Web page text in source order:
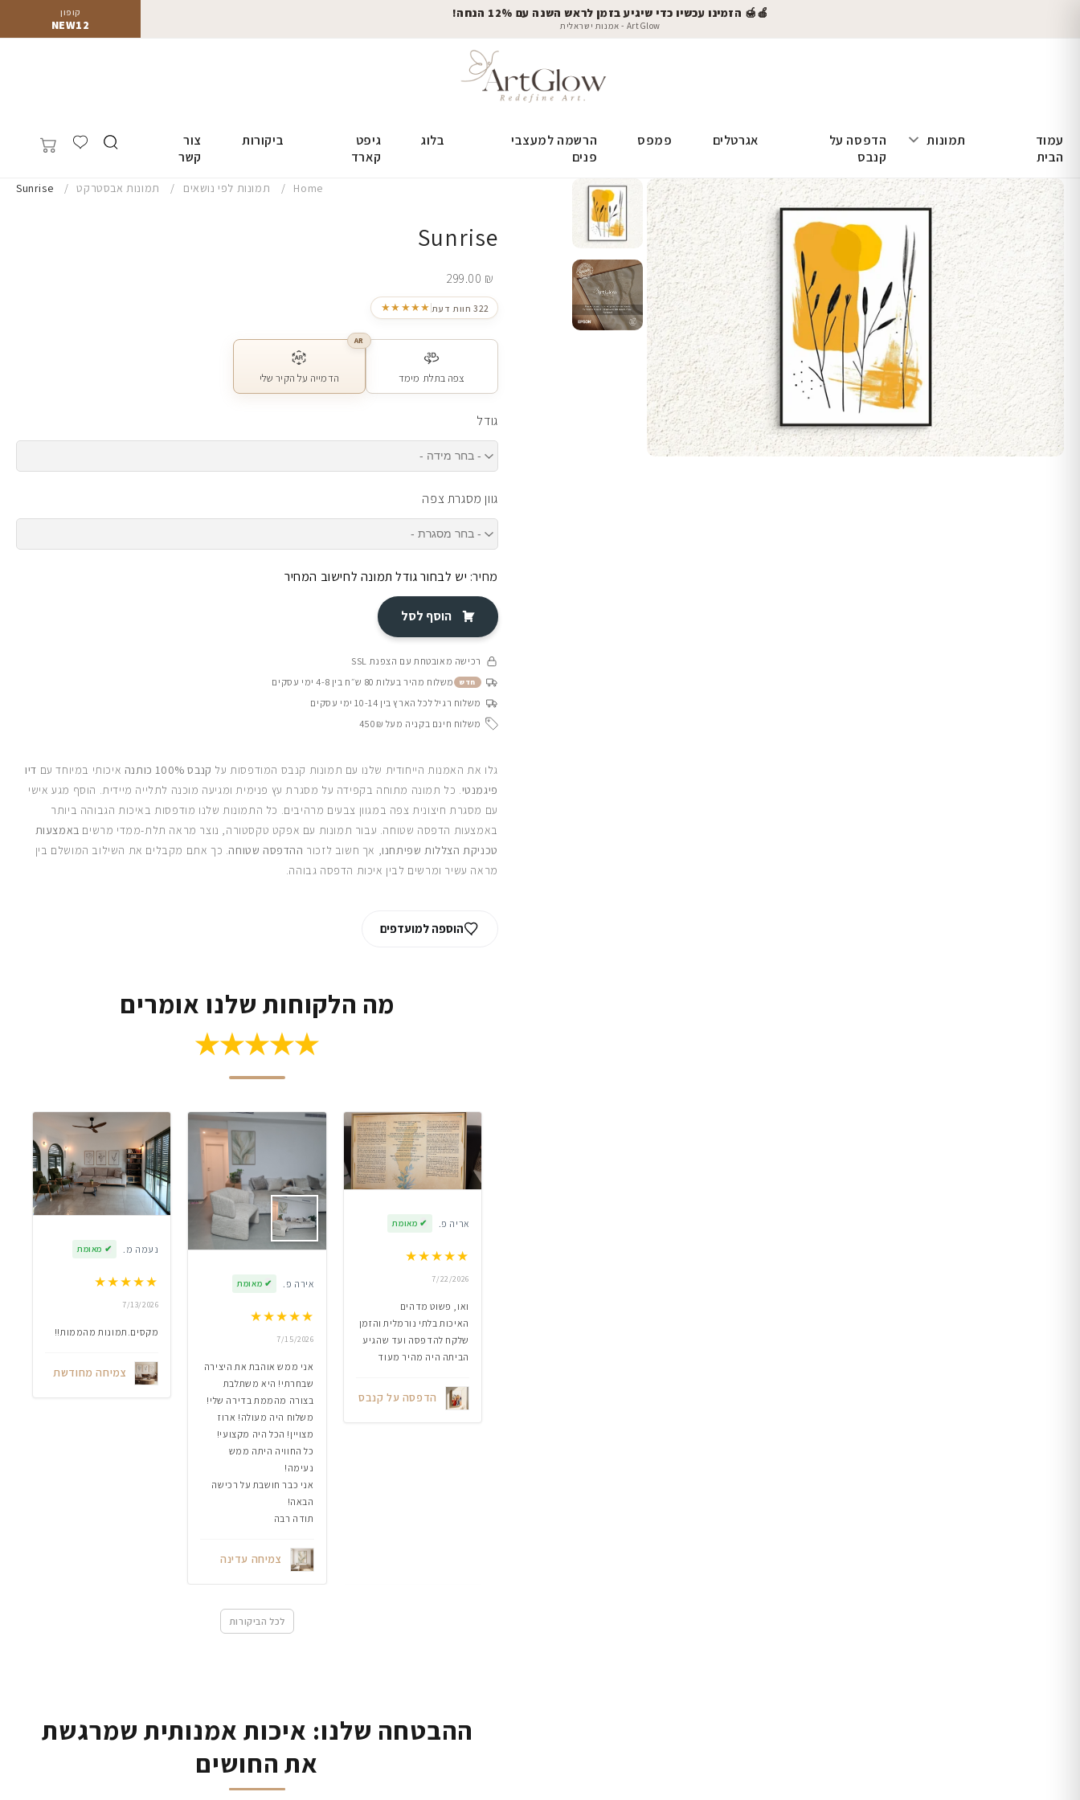
קופון
NEW12
🍎🍯 הזמינו עכשיו כדי שיגיע בזמן לראש השנה עם 12% הנחה!
ArtGlow - אמנות ישראלית
עמוד
הבית
תמונות
הדפסה על
קנבס
אגרטלים פמפס
הרשמה למעצבי
פנים
בלוג
גיפט
קארד
ביקורות
צור
קשר
Home תמונות לפי נושאים תמונות אבסטרקט Sunrise
Sunrise
299.00 ₪
★★★★★ 322 חוות דעת
צפה בתלת מימד
AR
הדמייה על הקיר שלי
גודל
גוון מסגרת צפה
מחיר: יש לבחור גודל תמונה לחישוב המחיר
הוסף לסל
רכישה מאובטחת עם הצפנת SSL
חדש משלוח מהיר בעלות 80 ש״ח בין 4-8 ימי עסקים
משלוח רגיל לכל הארץ בין 10-14 ימי עסקים
משלוח חינם בקניה מעל 450₪
גלו את האמנות הייחודית שלנו עם תמונות קנבס המודפסות על קנבס 100% כותנה איכותי במיוחד עם דיו
פיגמנטי. כל תמונה מתוחה בקפידה על מסגרת עץ פנימית ומגיעה מוכנה לתלייה מיידית. הוסף מגע אישי
עם מסגרת חיצונית צפה במגוון צבעים מרהיבים. כל התמונות שלנו מודפסות באיכות הגבוהה ביותר
באמצעות הדפסה שטוחה. עבור תמונות עם אפקט טקסטורה, נוצר מראה תלת-ממדי מרשים באמצעות
טכניקת הצללות שפיתחנו, אך חשוב לזכור ההדפסה שטוחה. כך אתם מקבלים את השילוב המושלם בין
מראה עשיר ומרשים לבין איכות הדפסה גבוהה.
הוספה למועדפים
מה הלקוחות שלנו אומרים
★★★★★
אריה פ. ✔ מאומת
★★★★★
7/22/2026
ואו, פשוט מדהים
האיכות בלתי נורמלית והזמן
שלקח להדפסה ועד שהגיע
הביתה היה מהיר מעוד
הדפסה על קנבס
אירה פ. ✔ מאומת
★★★★★
7/15/2026
אני ממש אוהבת את היצירה
שבחרתי! היא משתלבת
בצורה מהממת בדירה שלי!
משלוח היה מעולה! ארוז
מצויין! הכל היה מקצועי!
כל החוויה היתה ממש
נעימה!
אני כבר חושבת על רכישה
הבאה!
תודה רבה
צמיחה עדינה
נעמה מ. ✔ מאומת
★★★★★
7/13/2026
מקסים.תמונות מהממות!!
צמיחה מחודשת
לכל הביקורות
ההבטחה שלנו: איכות אמנותית שמרגשת
את החושים